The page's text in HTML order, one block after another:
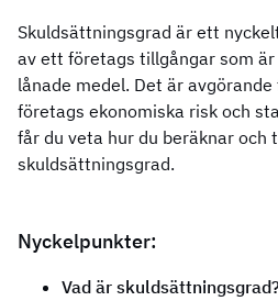
Skuldsättningsgrad är ett
av ett företags tillgångar som
lånade medel. Det är
företags ekonomiska risk och
får du veta hur du beräknar och
skuldsättningsgrad.
Nyckelpunkter:
Vad är